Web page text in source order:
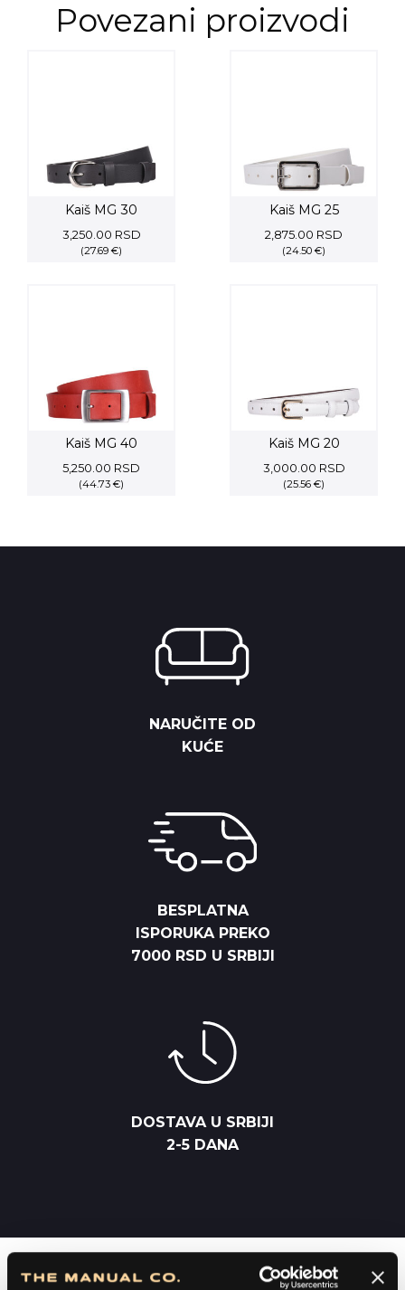
Povezani proizvodi
Kaiš MG 30
3,250.00 RSD
(27.69 €)
Kaiš MG 25
2,875.00 RSD
(24.50 €)
Kaiš MG 40
5,250.00 RSD
(44.73 €)
Kaiš MG 20
3,000.00 RSD
(25.56 €)
NARUČITE OD
KUĆE
BESPLATNA
ISPORUKA PREKO
7000 RSD U SRBIJI
DOSTAVA U SRBIJI
2-5 DANA